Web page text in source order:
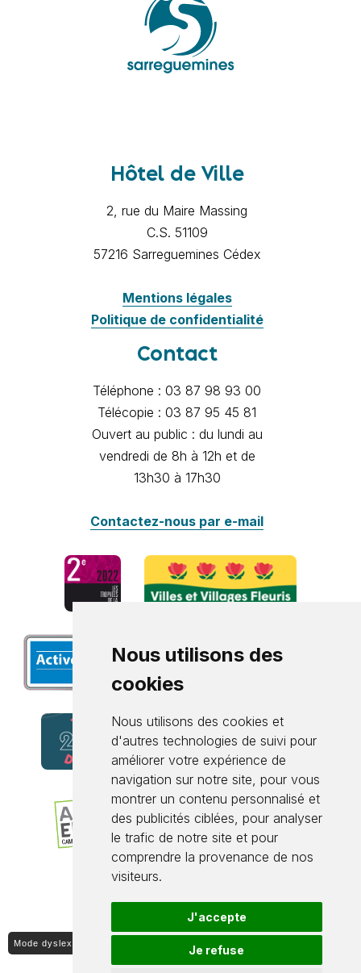
Nous utilisons des
cookies
Nous utilisons des cookies et
d'autres technologies de suivi pour
améliorer votre expérience de
navigation sur notre site, pour vous
montrer un contenu personnalisé et
des publicités ciblées, pour analyser
le trafic de notre site et pour
comprendre la provenance de nos
visiteurs.
J'accepte
Je refuse
Hôtel de Ville
2, rue du Maire Massing
C.S. 51109
57216 Sarreguemines Cédex
Mentions légales
Politique de confidentialité
Contact
Téléphone : 03 87 98 93 00
Télécopie : 03 87 95 45 81
Ouvert au public : du lundi au
vendredi de 8h à 12h et de
13h30 à 17h30
Contactez-nous par e-mail
Mode dyslexique ON / OFF